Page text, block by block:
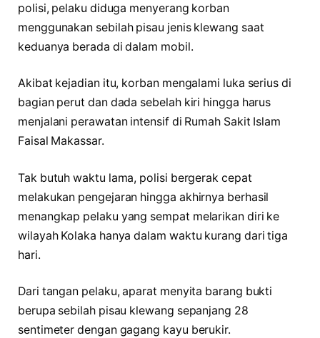
polisi, pelaku diduga menyerang korban
menggunakan sebilah pisau jenis klewang saat
keduanya berada di dalam mobil.
Akibat kejadian itu, korban mengalami luka serius di
bagian perut dan dada sebelah kiri hingga harus
menjalani perawatan intensif di Rumah Sakit Islam
Faisal Makassar.
Tak butuh waktu lama, polisi bergerak cepat
melakukan pengejaran hingga akhirnya berhasil
menangkap pelaku yang sempat melarikan diri ke
wilayah Kolaka hanya dalam waktu kurang dari tiga
hari.
Dari tangan pelaku, aparat menyita barang bukti
berupa sebilah pisau klewang sepanjang 28
sentimeter dengan gagang kayu berukir.